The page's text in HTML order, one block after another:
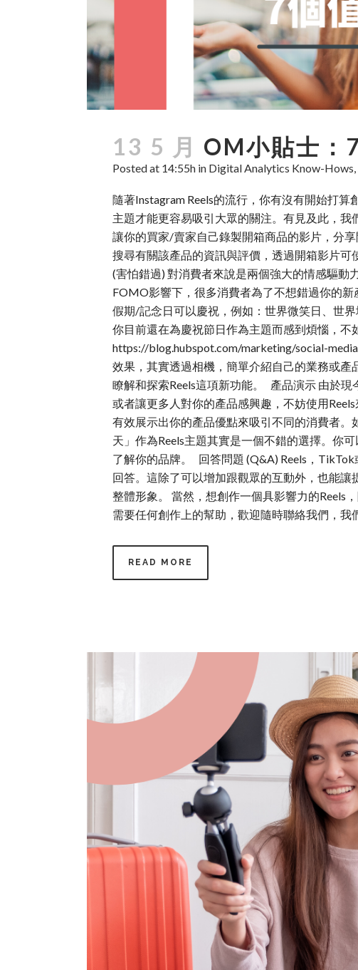
13 5 月 OM小貼士：
Posted at 14:55h in Digital Analytics Know-Hows
隨著Instagram Reels的流行，你有沒有開始打
主題才能更容易吸引大眾的關注。有見及此，
讓你的買家/賣家自己錄製開箱商品的影片，分
搜尋有關該產品的資訊與評價，透過開箱影片
(害怕錯過) 對消費者來說是兩個強大的情感驅
FOMO影響下，很多消費者為了不想錯過你的
假期/記念日可以慶祝，例如：世界微笑日、世
你目前還在為慶祝節日作為主題而感到煩惱，不
https://blog.hubspot.com/marketing/social-
效果，其實透過相機，簡單介紹自己的業務或產
瞭解和探索Reels這項新功能。 產品演示 由於
或者讓更多人對你的產品感興趣，不妨使用
有效展示出你的產品優點來吸引不同的消費者
天」作為Reels主題其實是一個不錯的選擇。你
了解你的品牌。 回答問題 (Q&A) Reels，
回答。這除了可以增加跟觀眾的互動外，也能
整體形象。 當然，想創作一個具影響力的Reels
需要任何創作上的幫助，歡迎隨時聯絡我們，我
READ MORE